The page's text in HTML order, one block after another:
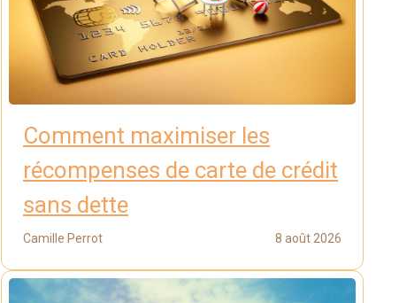
Comment maximiser les
récompenses de carte de crédit
sans dette
Camille Perrot 8 août 2026